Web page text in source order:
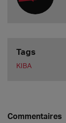
Tags
KIBA
Commentaires